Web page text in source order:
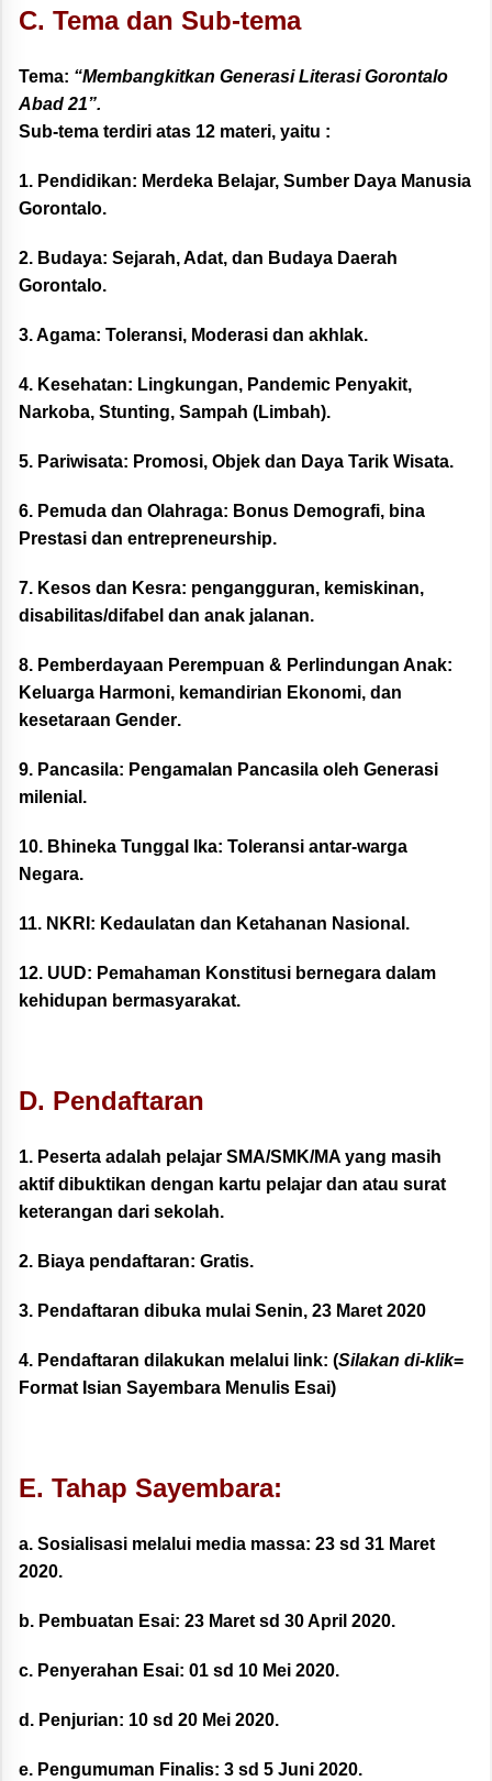
C. Tema dan Sub-tema
Tema: “Membangkitkan Generasi Literasi Gorontalo
Abad 21”.
Sub-tema terdiri atas 12 materi, yaitu :
1. Pendidikan: Merdeka Belajar, Sumber Daya Manusia
Gorontalo.
2. Budaya: Sejarah, Adat, dan Budaya Daerah
Gorontalo.
3. Agama: Toleransi, Moderasi dan akhlak.
4. Kesehatan: Lingkungan, Pandemic Penyakit,
Narkoba, Stunting, Sampah (Limbah).
5. Pariwisata: Promosi, Objek dan Daya Tarik Wisata.
6. Pemuda dan Olahraga: Bonus Demografi, bina
Prestasi dan entrepreneurship.
7. Kesos dan Kesra: pengangguran, kemiskinan,
disabilitas/difabel dan anak jalanan.
8. Pemberdayaan Perempuan & Perlindungan Anak:
Keluarga Harmoni, kemandirian Ekonomi, dan
kesetaraan Gender.
9. Pancasila: Pengamalan Pancasila oleh Generasi
milenial.
10. Bhineka Tunggal Ika: Toleransi antar-warga
Negara.
11. NKRI: Kedaulatan dan Ketahanan Nasional.
12. UUD: Pemahaman Konstitusi bernegara dalam
kehidupan bermasyarakat.
D. Pendaftaran
1. Peserta adalah pelajar SMA/SMK/MA yang masih
aktif dibuktikan dengan kartu pelajar dan atau surat
keterangan dari sekolah.
2. Biaya pendaftaran: Gratis.
3. Pendaftaran dibuka mulai Senin, 23 Maret 2020
4. Pendaftaran dilakukan melalui link: (Silakan di-klik=
Format Isian Sayembara Menulis Esai)
E. Tahap Sayembara:
a. Sosialisasi melalui media massa: 23 sd 31 Maret
2020.
b. Pembuatan Esai: 23 Maret sd 30 April 2020.
c. Penyerahan Esai: 01 sd 10 Mei 2020.
d. Penjurian: 10 sd 20 Mei 2020.
e. Pengumuman Finalis: 3 sd 5 Juni 2020.